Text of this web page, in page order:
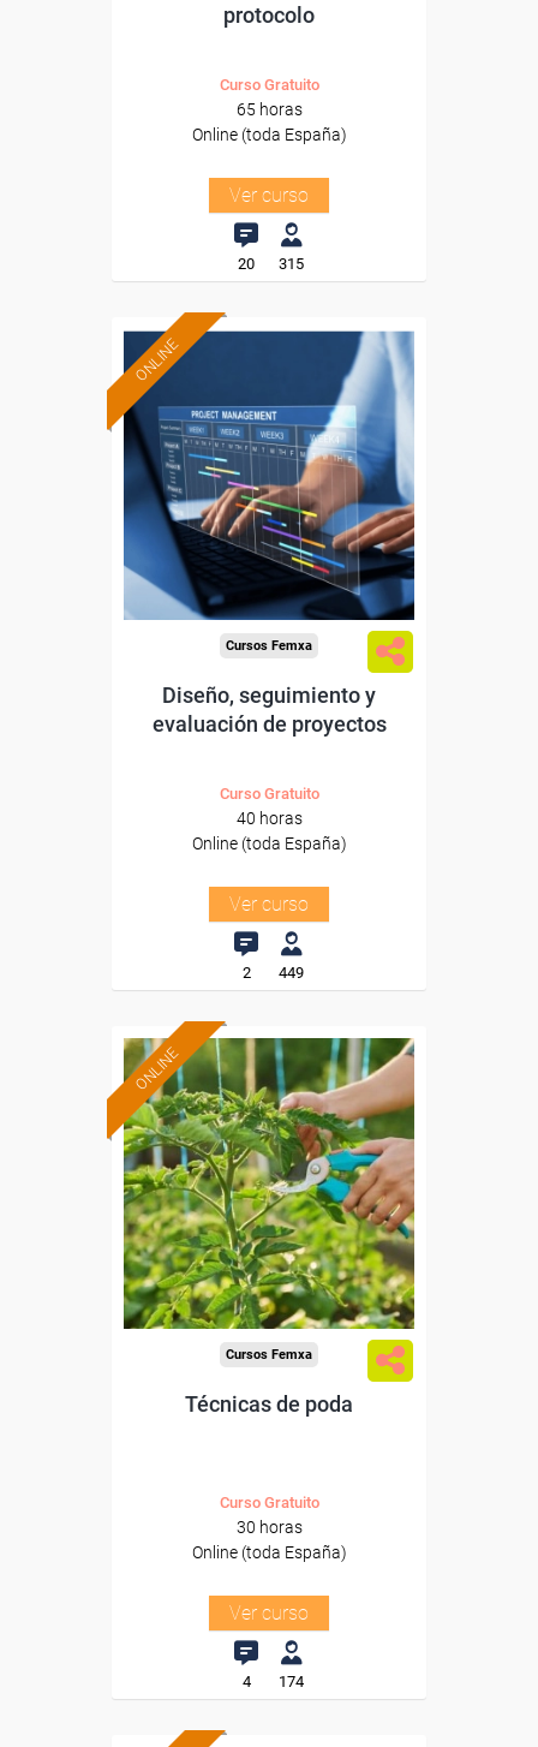
protocolo
Curso Gratuito
65 horas
Online (toda España)
Ver curso
20 315
ONLINE
subvencionada.
Para desempleados,
trabajadores y autónomos.
Sector
-Administración.
Cursos Femxa
Diseño, seguimiento y
evaluación de proyectos
Curso Gratuito
40 horas
Online (toda España)
Ver curso
2 449
ONLINE
Formación 100%
subvencionada.
Para desempleados,
trabajadores y autónomos.
Sector
-Agricultura y Ganadería.
Cursos Femxa
Técnicas de poda
Curso Gratuito
30 horas
Online (toda España)
Ver curso
4 174